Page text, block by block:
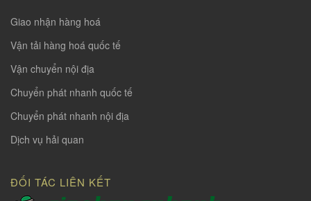
Giao nhận hàng hoá
Vận tải hàng hoá quốc tế
Vận chuyển nội địa
Chuyển phát nhanh quốc tế
Chuyển phát nhanh nội địa
Dịch vụ hải quan
ĐỐI TÁC LIÊN KẾT